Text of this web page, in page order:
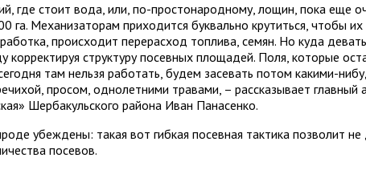
где стоит вода, или, по-простонародному, лощин, пока еще
га. Механизаторам приходится буквально крутиться, чтобы
происходит перерасход топлива, семян. Но куда
структуру посевных площадей. Поля, которые
там нельзя работать, будем засевать потом какими-
просом, однолетними травами, – рассказывает главный
Шербакульского района Иван Панасенко.
убеждены: такая вот гибкая посевная тактика позволит не
посевов.